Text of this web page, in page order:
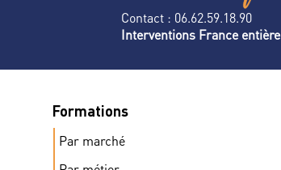
Contact : 06.62.59.18.90
Interventions France entière
Formations
Par marché